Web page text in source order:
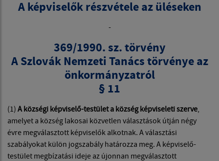
A képviselők részvétele az üléseken
-
369/1990. sz. törvény
A Szlovák Nemzeti Tanács törvénye az
önkormányzatról
§ 11
(1) A községi képviselő-testület a község képviseleti szerve
amelyet a község lakosai közvetlen választások útján négy
évre megválasztott képviselők alkotnak. A választási
szabályokat külön jogszabály határozza meg. A képviselő-
testület megbízatási ideje az újonnan megválasztott